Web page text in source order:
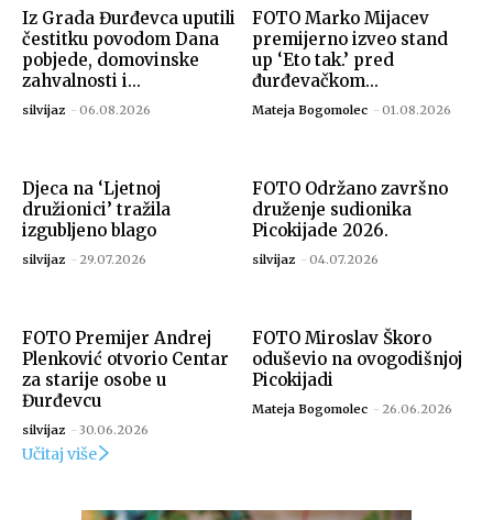
Iz Grada Đurđevca uputili
čestitku povodom Dana
pobjede, domovinske
zahvalnosti i...
silvijaz - 06.08.2026
FOTO Marko Mijacev
premijerno izveo stand
up ‘Eto tak.’ pred
đurđevačkom...
Mateja Bogomolec - 01.08.2026
Djeca na ‘Ljetnoj
družionici’ tražila
izgubljeno blago
silvijaz - 29.07.2026
FOTO Održano završno
druženje sudionika
Picokijade 2026.
silvijaz - 04.07.2026
FOTO Premijer Andrej
Plenković otvorio Centar
za starije osobe u
Đurđevcu
silvijaz - 30.06.2026
FOTO Miroslav Škoro
oduševio na ovogodišnjoj
Picokijadi
Mateja Bogomolec - 26.06.2026
Učitaj više